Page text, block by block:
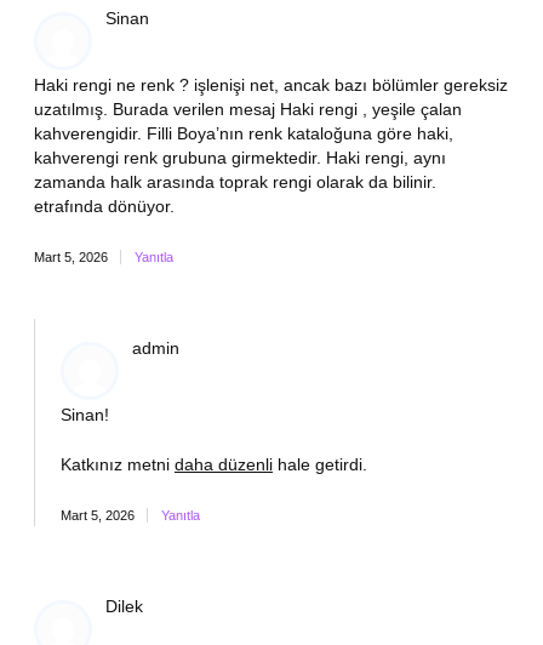
Sinan
Haki rengi ne renk ? işlenişi net, ancak bazı bölümler gereksiz
uzatılmış. Burada verilen mesaj Haki rengi , yeşile çalan
kahverengidir. Filli Boya’nın renk kataloğuna göre haki,
kahverengi renk grubuna girmektedir. Haki rengi, aynı
zamanda halk arasında toprak rengi olarak da bilinir.
etrafında dönüyor.
Mart 5, 2026 Yanıtla
admin
Sinan!
Katkınız metni daha düzenli hale getirdi.
Mart 5, 2026 Yanıtla
Dilek